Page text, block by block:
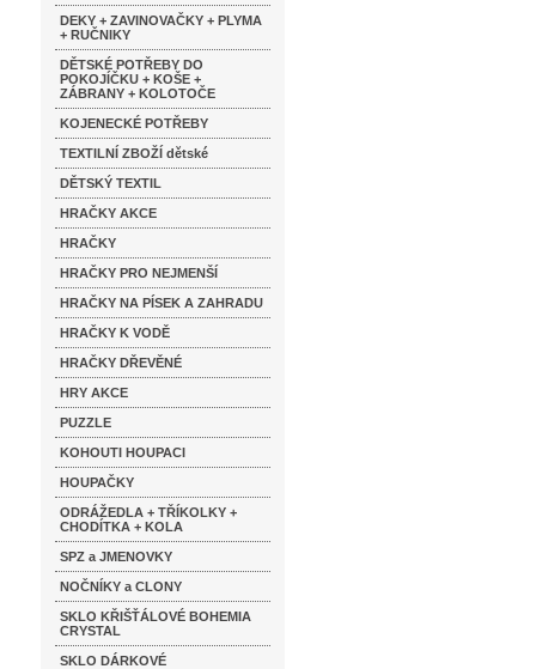
DEKY + ZAVINOVAČKY + PLYMA
+ RUČNIKY
DĚTSKÉ POTŘEBY DO
POKOJÍČKU + KOŠE +
ZÁBRANY + KOLOTOČE
KOJENECKÉ POTŘEBY
TEXTILNÍ ZBOŽÍ dětské
DĚTSKÝ TEXTIL
HRAČKY AKCE
HRAČKY
HRAČKY PRO NEJMENŠÍ
HRAČKY NA PÍSEK A ZAHRADU
HRAČKY K VODĚ
HRAČKY DŘEVĚNÉ
HRY AKCE
PUZZLE
KOHOUTI HOUPACI
HOUPAČKY
ODRÁŽEDLA + TŘÍKOLKY +
CHODÍTKA + KOLA
SPZ a JMENOVKY
NOČNÍKY a CLONY
SKLO KŘIŠŤÁLOVÉ BOHEMIA
CRYSTAL
SKLO DÁRKOVÉ